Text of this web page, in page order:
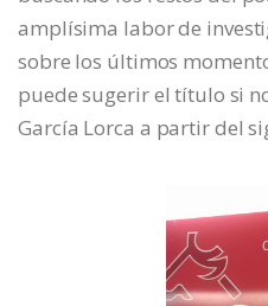
amplísima labor de
sobre los últimos
puede sugerir el título si
García Lorca a partir del